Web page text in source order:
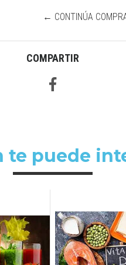
← CONTINÚA
COMPARTIR
te puede